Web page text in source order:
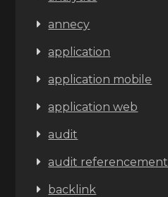
annecy
application
application mobile
application web
audit
audit referencement
backlink